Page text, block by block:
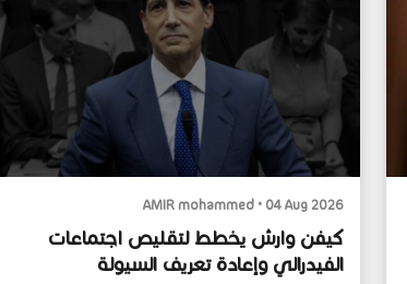
AMIR mohammed • 04 Aug 2026
كيفن وارش يخطط لتقليص اجتماعات
الفيدرالي وإعادة تعريف السيولة